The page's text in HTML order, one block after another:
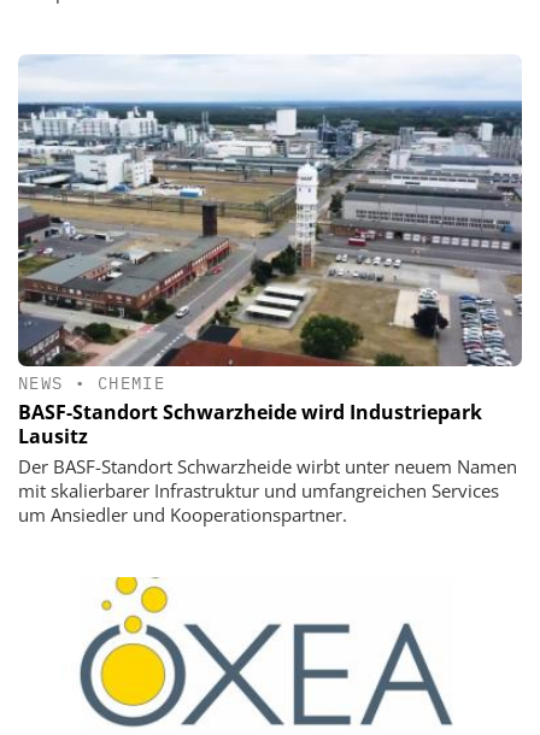
NEWS • CHEMIE
BASF-Standort Schwarzheide wird Industriepark
Lausitz
Der BASF-Standort Schwarzheide wirbt unter neuem Namen
mit skalierbarer Infrastruktur und umfangreichen Services
um Ansiedler und Kooperationspartner.